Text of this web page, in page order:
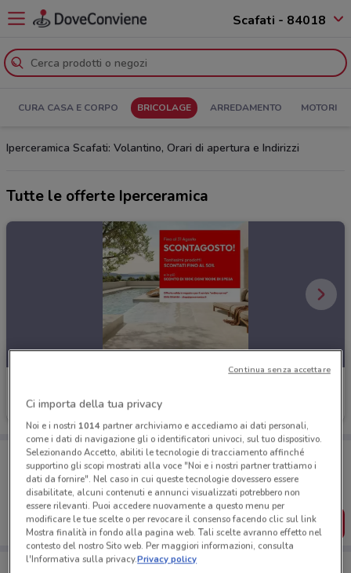
Scafati - 84018
CURA CASA E CORPO BRICOLAGE ARREDAMENTO MOTORI
Iperceramica Scafati: Volantino, Orari di apertura e Indirizzi
Tutte le offerte Iperceramica
Scade il 31/08
Porta DoveConviene sempre con te!
Puoi trovare le migliori offerte dei negozi vicino a te,
salvarle e creare la tua lista del risparmio, comodamente
dal tuo cellulare.
SCARICA L’APP
Ci importa della tua privacy
Noi e i nostri 1014partner archiviamo e accediamo ai dati personali,
come i dati di navigazione gli o identificatori univoci, sul tuo dispositivo.
Selezionando Accetto, abiliti le tecnologie di tracciamento affinché
supportino gli scopi mostrati alla voce "Noi e i nostri partner trattiamo i
dati da fornire". Nel caso in cui queste tecnologie dovessero essere
disabilitate, alcuni contenuti e annunci visualizzati potrebbero non
essere rilevanti. Puoi accedere nuovamente a questo menu per
modificare le tue scelte o per revocare il consenso facendo clic sul link
Mostra finalità in fondo alla pagina web. Tali scelte avranno effetto nel
contesto del nostro Sito web. Per maggiori informazioni, consulta
l'Informativa sulla privacy.Privacy policy
Continua senza accettare